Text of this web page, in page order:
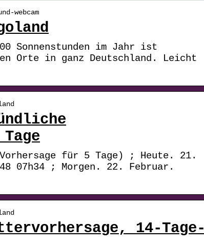
webcam
Sonnenstunden im Jahr ist
Orte in ganz Deutschland. Leicht
für 5 Tage) ; Heute. 21.
07h34 ; Morgen. 22. Februar.
14-Tage-